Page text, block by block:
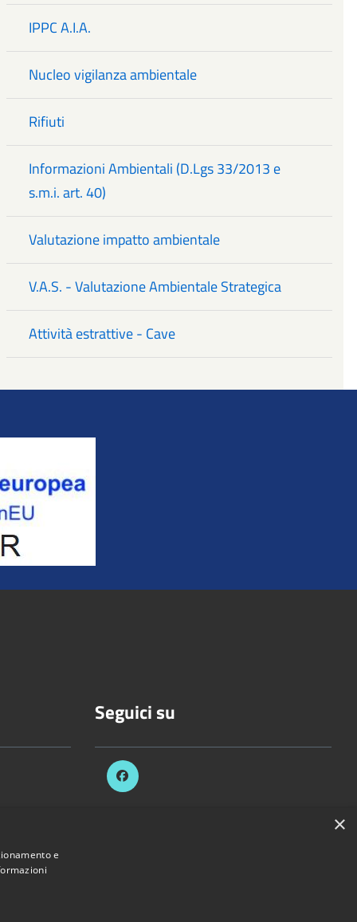
IPPC A.I.A.
Nucleo vigilanza ambientale
Rifiuti
Informazioni Ambientali (D.Lgs 33/2013 e
s.m.i. art. 40)
Valutazione impatto ambientale
V.A.S. - Valutazione Ambientale Strategica
Attività estrattive - Cave
Seguici su
di Vercelli • Powered by
×
e